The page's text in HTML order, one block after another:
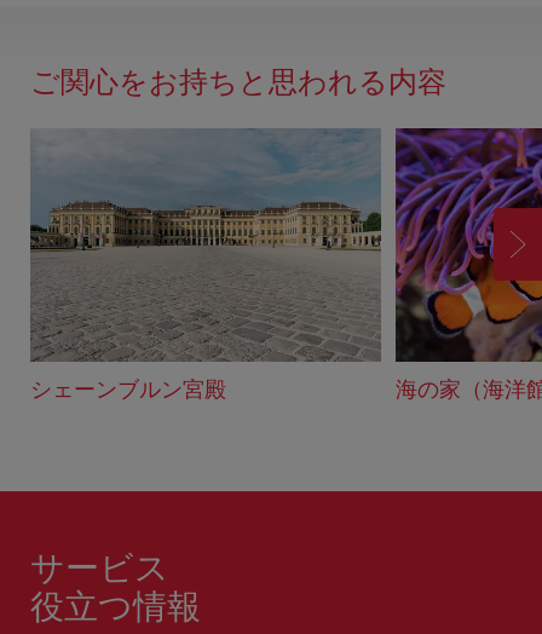
ド
ご関心をお持ちと思われる内容
シェーンブルン宮殿 海の家（海洋
進
む
サービス
役立つ情報